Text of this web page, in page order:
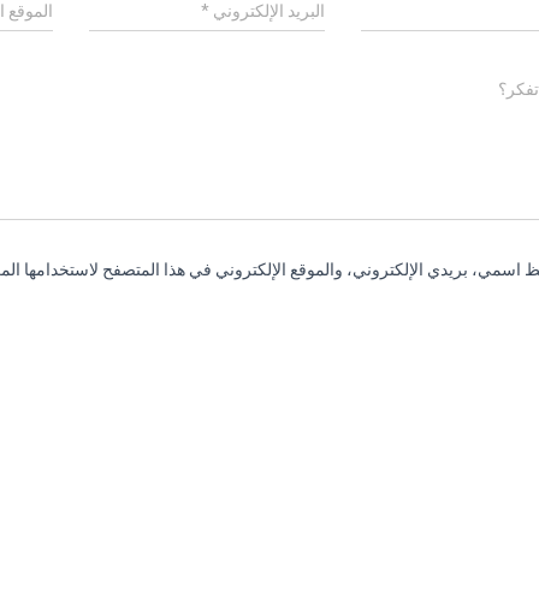
البريد الإلكتروني * الموقع
اسمي، بريدي الإلكتروني، والموقع الإلكتروني في هذا المتصفح لاستخدامها